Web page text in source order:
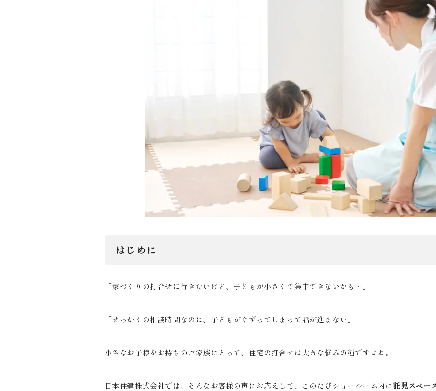
はじめに
「家づくりの打合せに行きたいけど、子どもが小さくて集中できないかも … 」
「せっかくの相談時間なのに、子どもがぐずってしまって話が進まない」
小さなお子様をお持ちのご家族にとって、住宅の打合せは大きな悩みの種ですよね。
日本住建株式会社では、そんなお客様の声にお応えして、このたびショールーム内に託児スペー